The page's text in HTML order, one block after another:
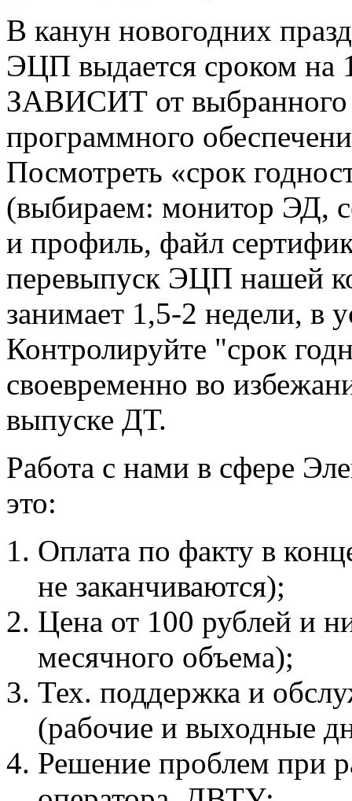
В канун новогодних
ЭЦП выдается сроком на
ЗАВИСИТ от выбранного
программного
Посмотреть «срок
(выбираем: монитор ЭД,
и профиль, файл
перевыпуск ЭЦП нашей
занимает 1,5-2 недели, в
Контролируйте "срок
своевременно во
выпуске ДТ.
Работа с нами в сфере
это:
Оплата по факту в
не заканчиваются);
Цена от 100 рублей и
месячного объема);
Тех. поддержка и
(рабочие и выходные
Решение проблем при